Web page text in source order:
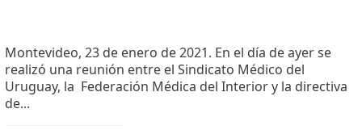
Montevideo, 23 de enero de 2021. En el día de ayer se
realizó una reunión entre el Sindicato Médico del
Uruguay, la Federación Médica del Interior y la directiva
de...